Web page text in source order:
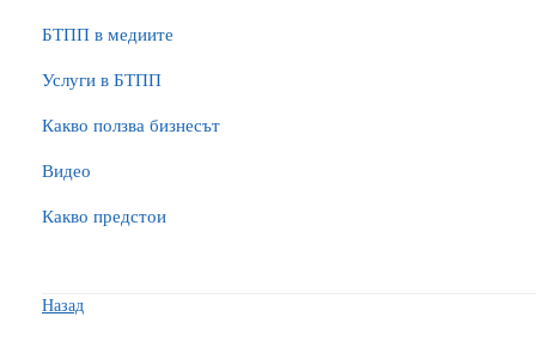
БTПП в медиите
Услуги в БТПП
Какво ползва бизнесът
Видео
Какво предстои
Назад